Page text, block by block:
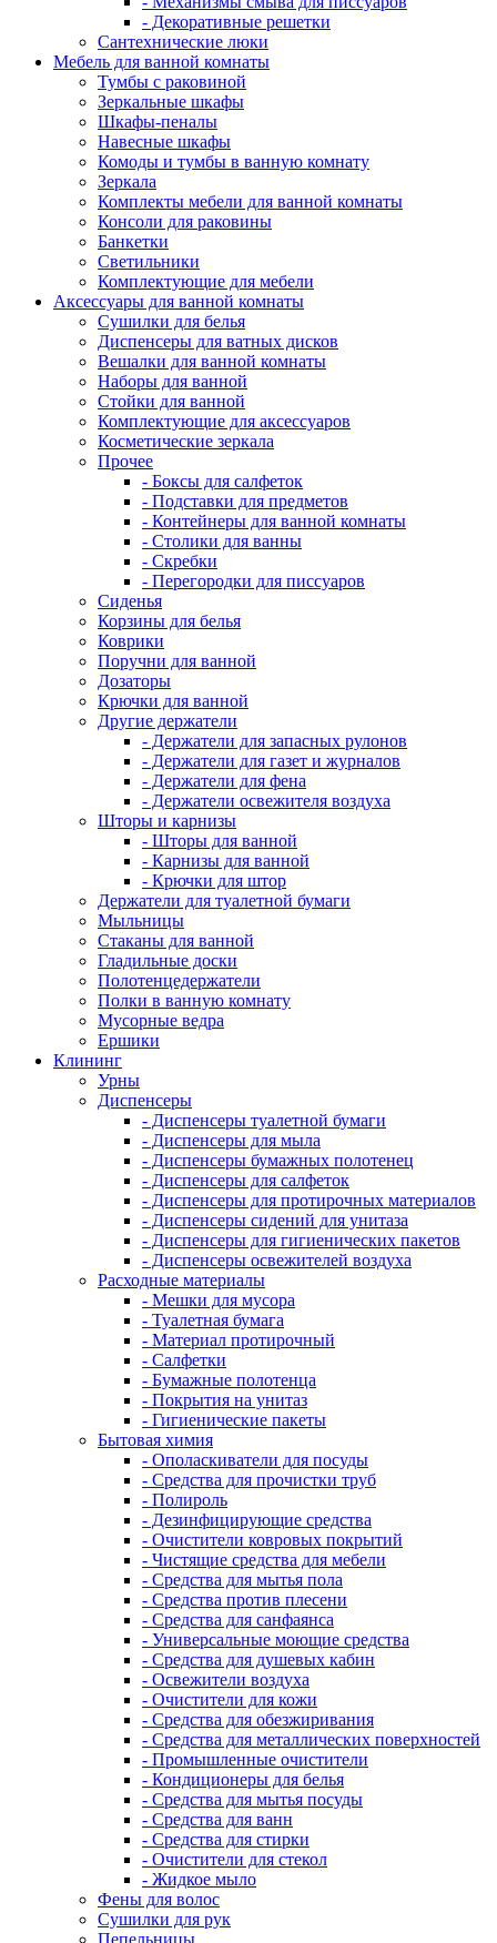
- Декоративные решетки
Сантехнические люки
Мебель для ванной комнаты
Тумбы с раковиной
Зеркальные шкафы
Шкафы-пеналы
Навесные шкафы
Комоды и тумбы в ванную комнату
Зеркала
Комплекты мебели для ванной комнаты
Консоли для раковины
Банкетки
Светильники
Комплектующие для мебели
Аксессуары для ванной комнаты
Сушилки для белья
Диспенсеры для ватных дисков
Вешалки для ванной комнаты
Наборы для ванной
Стойки для ванной
Комплектующие для аксессуаров
Косметические зеркала
Прочее
- Боксы для салфеток
- Подставки для предметов
- Контейнеры для ванной комнаты
- Столики для ванны
- Скребки
- Перегородки для писсуаров
Сиденья
Корзины для белья
Коврики
Поручни для ванной
Дозаторы
Крючки для ванной
Другие держатели
- Держатели для запасных рулонов
- Держатели для газет и журналов
- Держатели для фена
- Держатели освежителя воздуха
Шторы и карнизы
- Шторы для ванной
- Карнизы для ванной
- Крючки для штор
Держатели для туалетной бумаги
Мыльницы
Стаканы для ванной
Гладильные доски
Полотенцедержатели
Полки в ванную комнату
Мусорные ведра
Ершики
Клининг
Урны
Диспенсеры
- Диспенсеры туалетной бумаги
- Диспенсеры для мыла
- Диспенсеры бумажных полотенец
- Диспенсеры для салфеток
- Диспенсеры для протирочных материалов
- Диспенсеры сидений для унитаза
- Диспенсеры для гигиенических пакетов
- Диспенсеры освежителей воздуха
Расходные материалы
- Мешки для мусора
- Туалетная бумага
- Материал протирочный
- Салфетки
- Бумажные полотенца
- Покрытия на унитаз
- Гигиенические пакеты
Бытовая химия
- Ополаскиватели для посуды
- Средства для прочистки труб
- Полироль
- Дезинфицирующие средства
- Очистители ковровых покрытий
- Чистящие средства для мебели
- Средства для мытья пола
- Средства против плесени
- Средства для санфаянса
- Универсальные моющие средства
- Средства для душевых кабин
- Освежители воздуха
- Очистители для кожи
- Средства для обезжиривания
- Средства для металлических поверхностей
- Промышленные очистители
- Кондиционеры для белья
- Средства для мытья посуды
- Средства для ванн
- Средства для стирки
- Очистители для стекол
- Жидкое мыло
Фены для волос
Сушилки для рук
Пепельницы